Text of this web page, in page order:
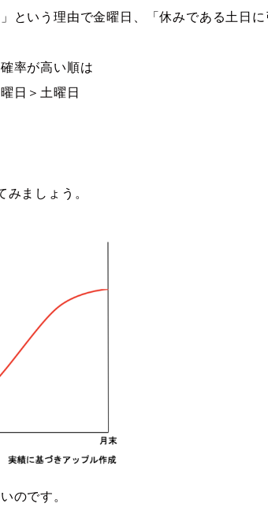
という理由で金曜日、「休みである土日
率が高い順は
日＞土曜日
ましょう。
のです。